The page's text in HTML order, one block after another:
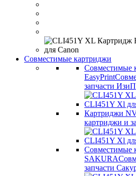
Совместимые картриджи
Совместимые
EasyPrint
запчасти
Картриджи
картриджи и
Совместимые
SAKURA
запчасти